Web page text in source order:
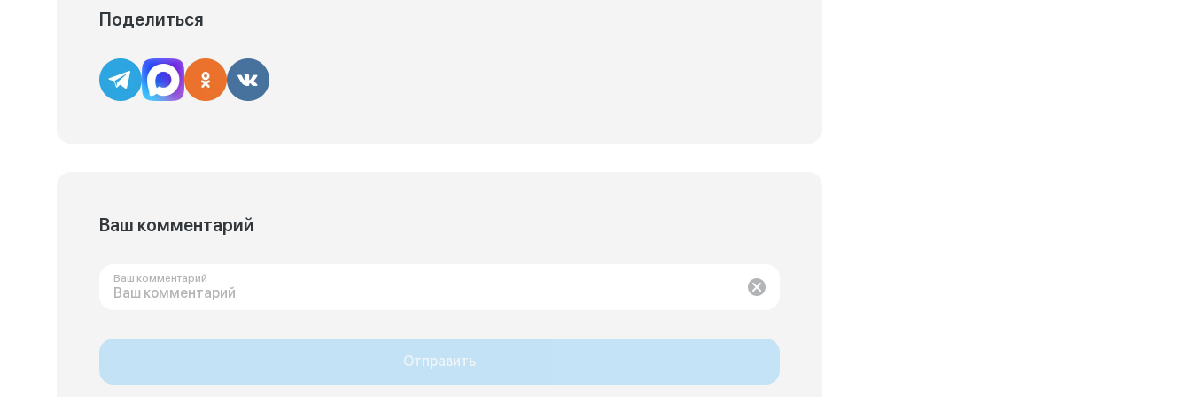
Поделиться
Ваш комментарий
Ваш комментарий
Отправить